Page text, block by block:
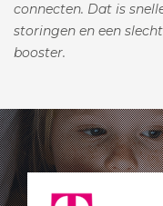
connecten. Dat is
storingen en een
booster.